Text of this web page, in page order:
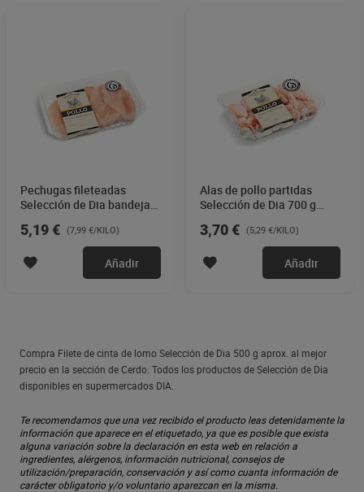
Pechugas fileteadas
Selección de Dia bandeja
5,19 € (7,99 €/KILO)
Añadir
Alas de pollo partidas
Selección de Dia 700 g
3,70 € (5,29 €/KILO)
Añadir
Compra Filete de cinta de lomo Selección de Dia 500 g aprox. al mejor
precio en la sección de Cerdo. Todos los productos de Selección de Dia
disponibles en supermercados DIA.
Te recomendamos que una vez recibido el producto leas detenidamente la
información que aparece en el etiquetado, ya que es posible que exista
alguna variación sobre la declaración en esta web en relación a
ingredientes, alérgenos, información nutricional, consejos de
utilización/preparación, conservación y así como cuanta información de
carácter obligatorio y/o voluntario aparezcan en la misma.